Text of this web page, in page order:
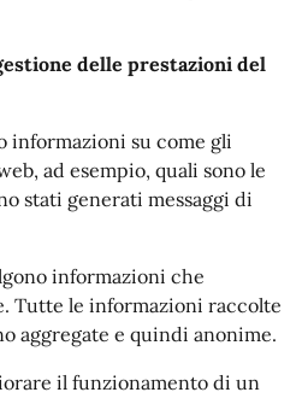
delle prestazioni del
informazioni su come gli
ad esempio, quali sono le
stati generati messaggi di
informazioni che
Tutte le informazioni raccolte
aggregate e quindi anonime.
il funzionamento di un